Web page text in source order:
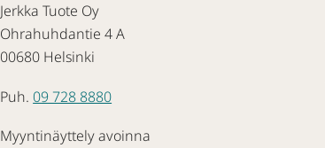
Jerkka Tuote Oy
Ohrahuhdantie 4 A
00680 Helsinki
Puh. 09 728 8880
Myyntinäyttely avoinna